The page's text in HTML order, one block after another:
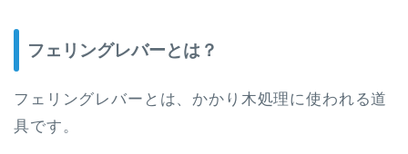
フェリングレバーとは？
フェリングレバーとは、かかり木処理に使われる道
具です。